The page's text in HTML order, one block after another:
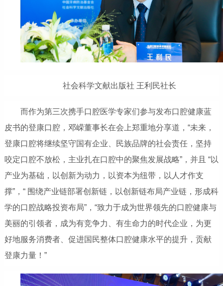
社会科学文献出版社 王利民社长
而作为第三次携手口腔医学专家们参与发布口腔健康蓝
皮书的登康口腔，邓嵘董事长在会上郑重地分享道，“未来，
登康口腔将继续坚守国有企业、民族品牌的社会责任，坚持
咬定口腔不放松，主业扎在口腔中的聚焦发展战略”，并且 “以
产业为基础，以创新为动力，以资本为纽带，以人才作支
撑”，“ 围绕产业链部署创新链，以创新链布局产业链，形成科
学的口腔战略投资布局”，“致力于成为世界领先的口腔健康与
美丽的引领者，成为有竞争力、有生命力的时代企业，为更
好地服务消费者、促进国民整体口腔健康水平的提升，贡献
登康力量！”